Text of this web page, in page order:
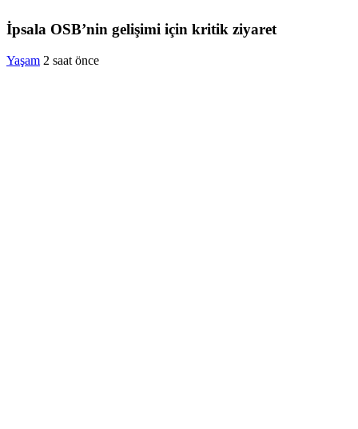
İpsala OSB’nin gelişimi için kritik ziyaret
Yaşam 2 saat önce